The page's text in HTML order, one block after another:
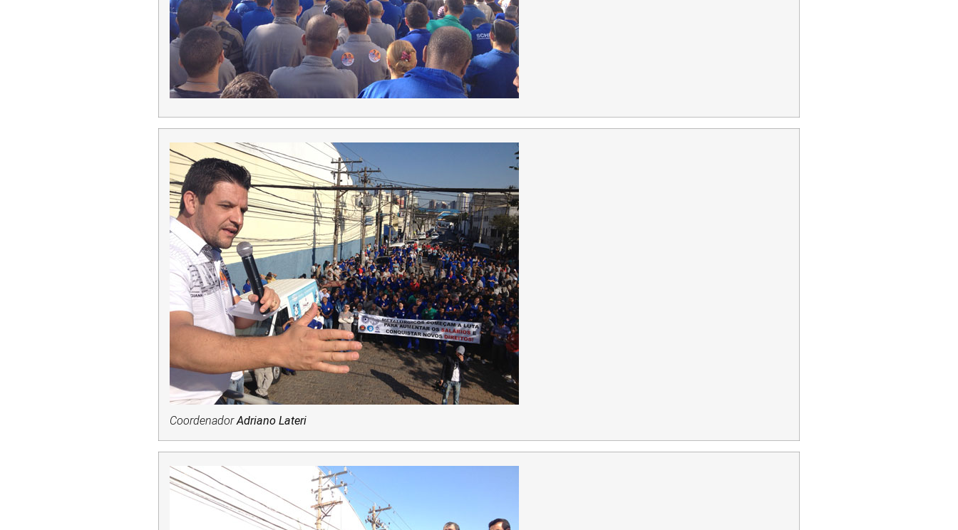
CoordenadorAdriano Lateri